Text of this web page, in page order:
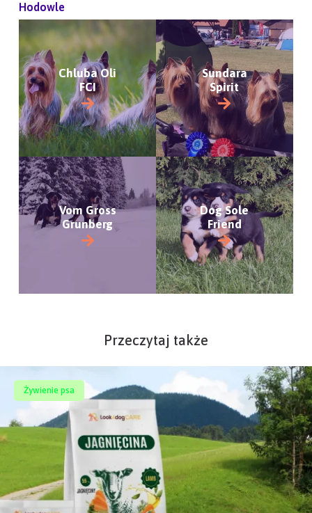
Hodowle
Chluba Oli
FCI
Sundara
Spirit
Vom Gross
Grunberg
Dog Sole
Friend
Przeczytaj także
Żywienie psa